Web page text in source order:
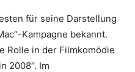
für seine Darstellung
Kampagne bekannt.
Rolle in der Filmkomödie
2008“. Im